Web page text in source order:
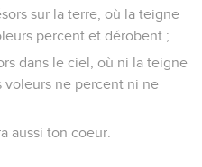
sur la terre, où la teigne
percent et dérobent ;
dans le ciel, où ni la teigne
voleurs ne percent ni ne
aussi ton coeur.